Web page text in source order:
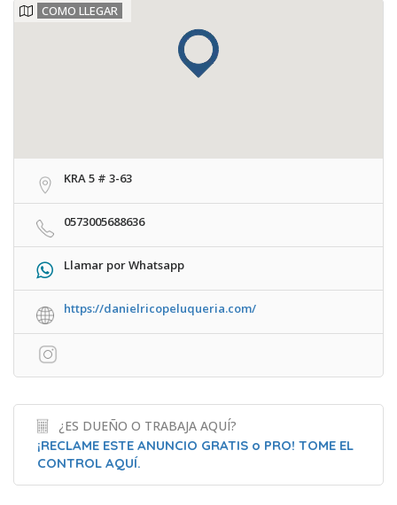
COMO LLEGAR
KRA 5 # 3-63
0573005688636
Llamar por Whatsapp
https://danielricopeluqueria.com/
¿ES DUEÑO O TRABAJA AQUÍ?
¡RECLAME ESTE ANUNCIO GRATIS o PRO! TOME EL
CONTROL AQUÍ.